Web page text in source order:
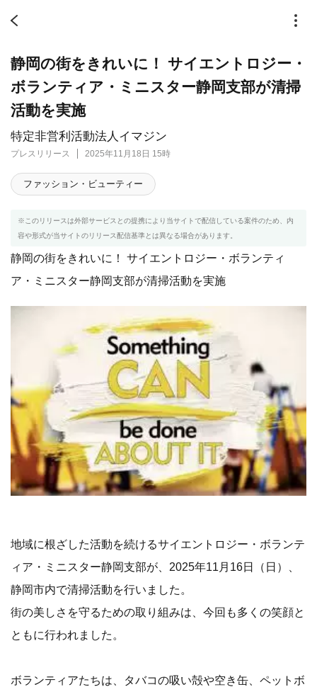
特定非営利活動法人イマジン
プレスリリース 2025年11月18日 15時
静岡の街をきれいに！ サイエントロジー・
ボランティア・ミニスター静岡支部が清掃
活動を実施
ファッション・ビューティー
※このリリースは外部サービスとの提携により当サイトで配信している案件のため、内
容や形式が当サイトのリリース配信基準とは異なる場合があります。
静岡の街をきれいに！ サイエントロジー・ボランティ
ア・ミニスター静岡支部が清掃活動を実施
地域に根ざした活動を続けるサイエントロジー・ボランテ
ィア・ミニスター静岡支部が、2025年11月16日（日）、
静岡市内で清掃活動を行いました。
街の美しさを守るための取り組みは、今回も多くの笑顔と
ともに行われました。
ボランティアたちは、タバコの吸い殻や空き缶、ペットボ